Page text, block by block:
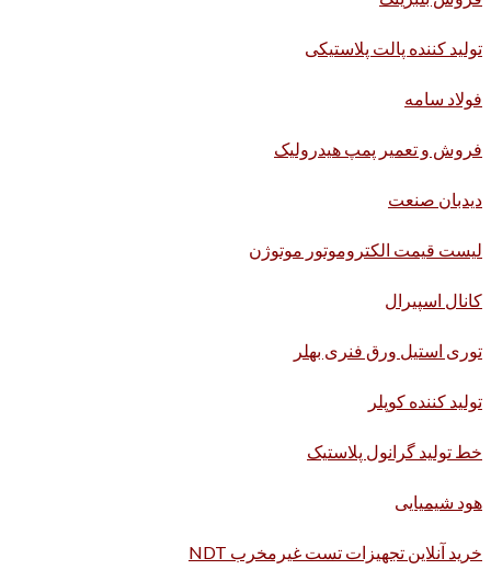
تولید کننده پالت پلاستیکی
فولاد سامه
فروش و تعمیر پمپ هیدرولیک
دیدبان صنعت
لیست قیمت الکتروموتور موتوژن
کانال اسپیرال
توری استیل ورق فنری بهلر
تولید کننده کوپلر
خط تولید گرانول پلاستیک
هود شیمیایی
خرید آنلاین تجهیزات تست غیرمخرب NDT